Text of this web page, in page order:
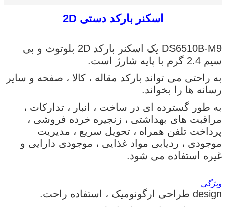
اسکنر بارکد دستی 2D
DS6510B-M9 یک اسکنر بارکد 2D بلوتوث و بی
سیم 2.4 گرم با پایه شارژ است.
به راحتی می تواند بارکد مقاله ، کالا ، صفحه و سایر
رسانه ها را بخواند.
به طور گسترده ای در ساخت ، انبار ، تدارکات ،
مراقبت های بهداشتی ، زنجیره خرده فروشی ،
پرداخت تلفن همراه ، تحویل سریع ، مدیریت
موجودی ، ردیابی مواد غذایی ، موجودی دارایی و
غیره استفاده می شود.
ویژگی
design طراحی ارگونومیک ، استفاده راحت.